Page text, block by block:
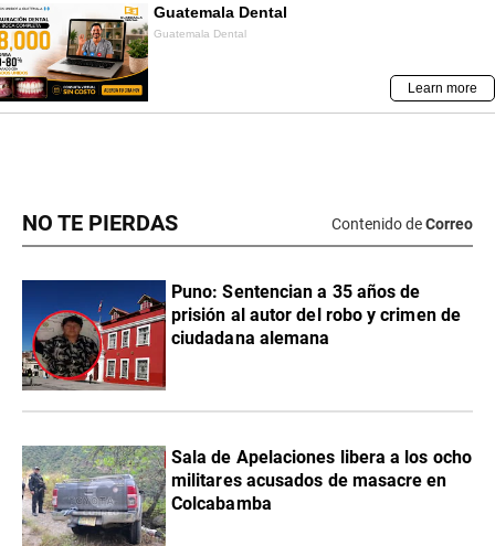
NO TE PIERDAS Contenido deCorreo
Puno: Sentencian a 35 años de
prisión al autor del robo y crimen de
ciudadana alemana
Sala de Apelaciones libera a los ocho
militares acusados de masacre en
Colcabamba